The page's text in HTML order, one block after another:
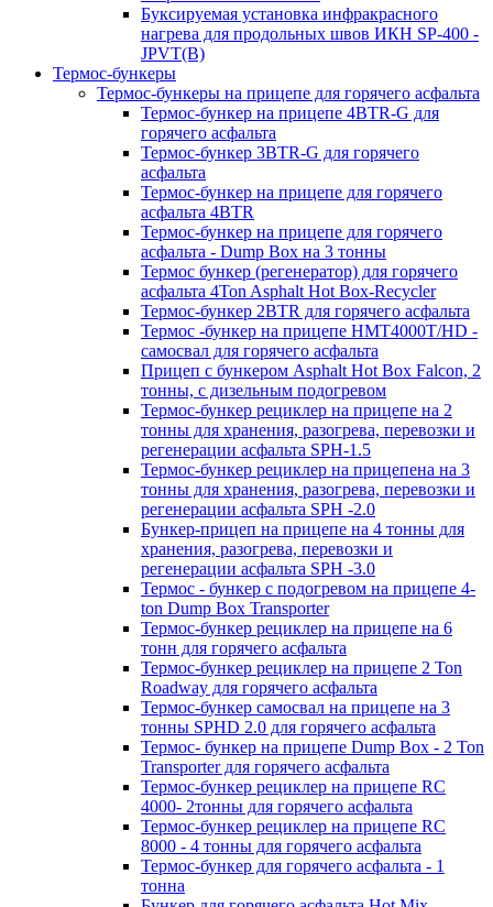
Буксируемая установка инфракрасного
нагрева для продольных швов ИКН SP-400 -
JPVT(B)
Термос-бункеры
Термос-бункеры на прицепе для горячего асфальта
Термос-бункер на прицепе 4BTR-G для
горячего асфальта
Термос-бункер 3BTR-G для горячего
асфальта
Термос-бункер на прицепе для горячего
асфальта 4BTR
Термос-бункер на прицепе для горячего
асфальта - Dump Box на 3 тонны
Термос бункер (регенератор) для горячего
асфальта 4Ton Asphalt Hot Box-Recycler
Термос-бункер 2BTR для горячего асфальта
Термос -бункер на прицепе HMT4000T/HD -
самосвал для горячего асфальта
Прицеп с бункером Asphalt Hot Box Falcon, 2
тонны, с дизельным подогревом
Термос-бункер рециклер на прицепе на 2
тонны для хранения, разогрева, перевозки и
регенерации асфальта SPH-1.5
Термос-бункер рециклер на прицепена на 3
тонны для хранения, разогрева, перевозки и
регенерации асфальта SPH -2.0
Бункер-прицеп на прицепе на 4 тонны для
хранения, разогрева, перевозки и
регенерации асфальта SPH -3.0
Термос - бункер с подогревом на прицепе 4-
ton Dump Box Transporter
Термос-бункер рециклер на прицепе на 6
тонн для горячего асфальта
Термос-бункер рециклер на прицепе 2 Ton
Roadway для горячего асфальта
Термос-бункер самосвал на прицепе на 3
тонны SPHD 2.0 для горячего асфальта
Термос- бункер на прицепе Dump Box - 2 Ton
Transporter для горячего асфальта
Термос-бункер рециклер на прицепе RC
4000- 2тонны для горячего асфальта
Термос-бункер рециклер на прицепе RC
8000 - 4 тонны для горячего асфальта
Термос-бункер для горячего асфальта - 1
тонна